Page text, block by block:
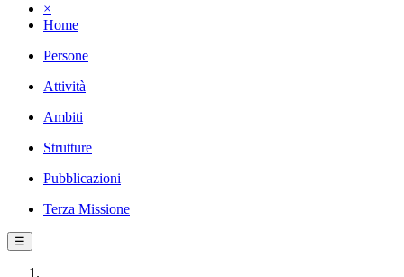
×
Home
Persone
Attività
Ambiti
Strutture
Pubblicazioni
Terza Missione
☰